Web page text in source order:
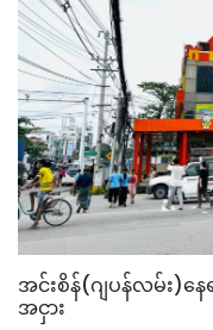
အင်းစိန်(ဂျပန်လမ်း)န
အငှား